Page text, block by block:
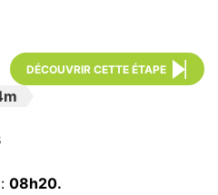
DÉCOUVRIR CETTE ÉTAPE
08h20.